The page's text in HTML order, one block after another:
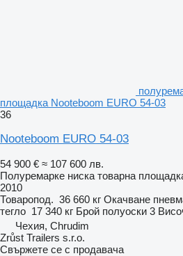
площадка Nooteboom EURO 54-03
36
Nooteboom EURO 54-03
54 900 € ≈ 107 600 лв.
Полуремарке ниска товарна
2010
Товаропод. 36 660 кг Окачване
тегло 17 340 кг Брой полуоски 3
Чехия, Chrudim
Zrůst Trailers s.r.o.
Свържете се с продавача